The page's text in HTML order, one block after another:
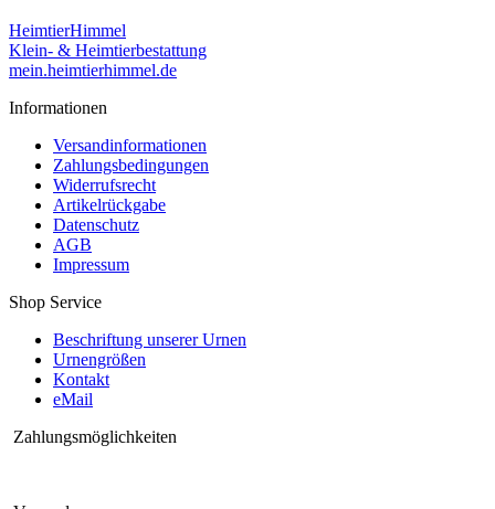
HeimtierHimmel
Klein- & Heimtierbestattung
mein.heimtierhimmel.de
Informationen
Versandinformationen
Zahlungsbedingungen
Widerrufsrecht
Artikelrückgabe
Datenschutz
AGB
Impressum
Shop Service
Beschriftung unserer Urnen
Urnengrößen
Kontakt
eMail
Zahlungsmöglichkeiten